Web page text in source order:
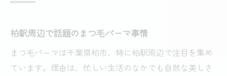
柏駅周辺で話題のまつ毛パーマ事情
まつ毛パーマは千葉県柏市、特に柏駅周辺で注目を集め
ています。理由は、忙しい生活のなかでも自然な美しさ